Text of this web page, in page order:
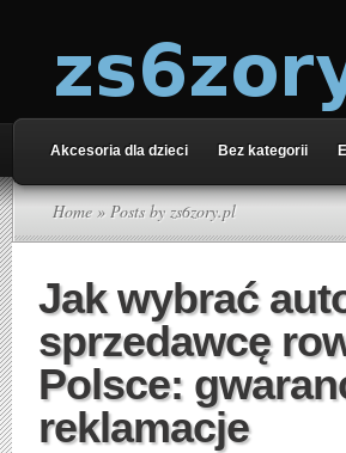
Akcesoria dla dzieci Bez kategorii
Home » Posts by zs6zory.pl
Jak wybrać
sprzedawcę
Polsce:
reklamacje